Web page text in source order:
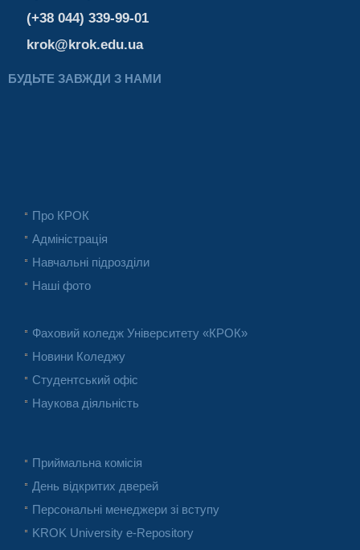
(+38 044) 339-99-01
krok@krok.edu.ua
БУДЬТЕ ЗАВЖДИ З НАМИ
Про КРОК
Адміністрація
Навчальні підрозділи
Наші фото
Фаховий коледж Університету «КРОК»
Новини Коледжу
Студентський офіс
Наукова діяльність
Приймальна комісія
День відкритих дверей
Персональні менеджери зі вступу
KROK University e-Repository